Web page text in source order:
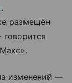
.
размещён
изменений —